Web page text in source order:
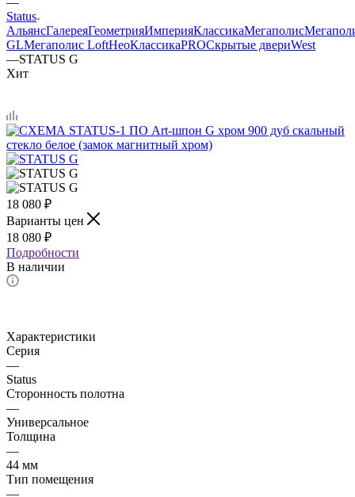
Status
АльянсГалереяГеометрияИмперияКлассикаМегаполис
GLМегаполис LoftНеоКлассикаPROСкрытые двериWest
—STATUS G
Хит
18 080 ₽
Варианты цен
18 080 ₽
Подробности
В наличии
Характеристики
Серия
—
Status
Сторонность полотна
—
Универсальное
Толщина
—
44 мм
Тип помещения
—